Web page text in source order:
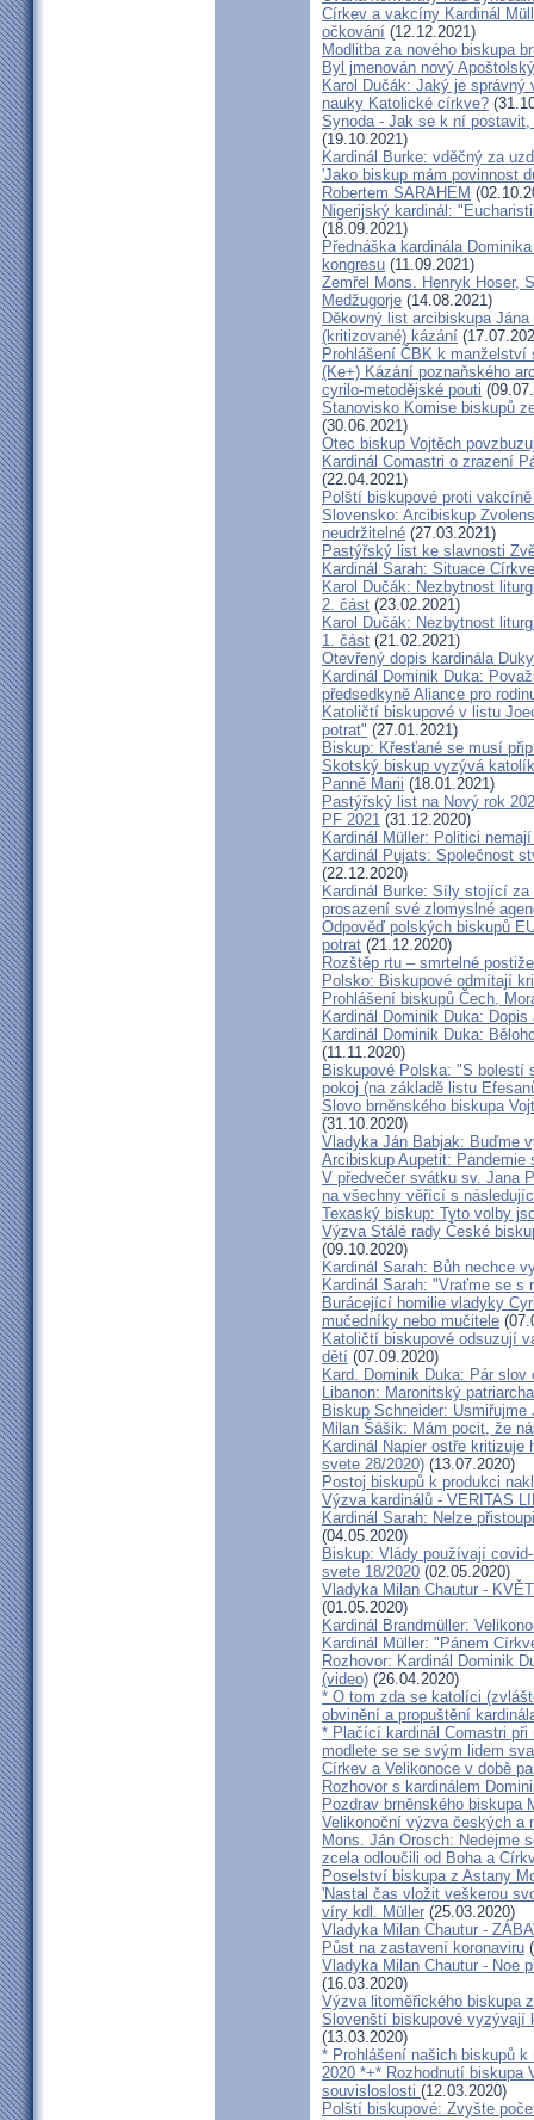
Církev a vakcíny Kardinál
očkování (12.12.2021)
Modlitba za nového biskupa
Byl jmenován nový
Karol Dučák: Jaký je
nauky Katolické církve?
Synoda - Jak se k ní
(19.10.2021)
Kardinál Burke: vděčný za
'Jako biskup mám povinnost
Robertem SARAHEM
Nigerijský kardinál:
(18.09.2021)
Přednáška kardinála
kongresu (11.09.2021)
Zemřel Mons. Henryk Hoser,
Medžugorje (14.08.2021)
Děkovný list arcibiskupa
(kritizované) kázání
Prohlášení ČBK k manželství
(Ke+) Kázání poznaňského
cyrilo-metodějské pouti
Stanovisko Komise biskupů
(30.06.2021)
Otec biskup Vojtěch
Kardinál Comastri o zrazení
(22.04.2021)
Polští biskupové proti
Slovensko: Arcibiskup
neudržitelné (27.03.2021)
Pastýřský list ke slavnosti
Kardinál Sarah: Situace
Karol Dučák: Nezbytnost
2. část (23.02.2021)
Karol Dučák: Nezbytnost
1. část (21.02.2021)
Otevřený dopis kardinála
Kardinál Dominik Duka:
předsedkyně Aliance pro
Katoličtí biskupové v listu
potrat" (27.01.2021)
Biskup: Křesťané se musí
Skotský biskup vyzývá
Panně Marii (18.01.2021)
Pastýřský list na Nový rok
PF 2021 (31.12.2020)
Kardinál Müller: Politici
Kardinál Pujats: Společnost
(22.12.2020)
Kardinál Burke: Síly stojící
prosazení své zlomyslné
Odpověď polských biskupů
potrat (21.12.2020)
Rozštěp rtu – smrtelné
Polsko: Biskupové odmítají
Prohlášení biskupů Čech,
Kardinál Dominik Duka:
Kardinál Dominik Duka:
(11.11.2020)
Biskupové Polska: "S bolestí
pokoj (na základě listu
Slovo brněnského biskupa
(31.10.2020)
Vladyka Ján Babjak: Buďme
Arcibiskup Aupetit: Pandemie
V předvečer svátku sv. Jana
na všechny věřící s
Texaský biskup: Tyto volby
Výzva Stálé rady České
(09.10.2020)
Kardinál Sarah: Bůh nechce
Kardinál Sarah: "Vraťme se s
Burácející homilie vladyky
mučedníky nebo mučitele
Katoličtí biskupové odsuzují
dětí (07.09.2020)
Kard. Dominik Duka: Pár slov
Libanon: Maronitský
Biskup Schneider:
Milan Šášik: Mám pocit, že
Kardinál Napier ostře
svete 28/2020) (13.07.2020)
Postoj biskupů k produkci
Výzva kardinálů - VERITAS
Kardinál Sarah: Nelze
(04.05.2020)
Biskup: Vlády používají
svete 18/2020 (02.05.2020)
Vladyka Milan Chautur -
(01.05.2020)
Kardinál Brandmüller:
Kardinál Müller: "Pánem
Rozhovor: Kardinál Dominik
(video) (26.04.2020)
* O tom zda se katolíci
obvinění a propuštění
* Plačící kardinál Comastri
modlete se se svým lidem
Církev a Velikonoce v době
Rozhovor s kardinálem
Pozdrav brněnského biskupa
Velikonoční výzva českých a
Mons. Ján Orosch: Nedejme
zcela odloučili od Boha a
Poselství biskupa z Astany
'Nastal čas vložit veškerou
víry kdl. Müller (25.03.2020)
Vladyka Milan Chautur -
Půst na zastavení koronaviru
Vladyka Milan Chautur - Noe
(16.03.2020)
Výzva litoměřického biskupa
Slovenští biskupové vyzývají
(13.03.2020)
* Prohlášení našich biskupů
2020 *+* Rozhodnutí biskupa
souvisloslosti (12.03.2020)
Polští biskupové: Zvyšte